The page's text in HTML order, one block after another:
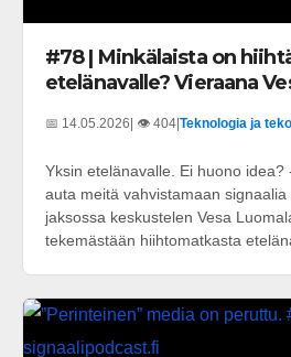
#78 | Minkälaista on
etelänavalle? Vieraana
📅 14.05.2026| 👁️ 404|Teknologia ja
Yksin etelänavalle. Ei huono idea?
auta meitä vahvistamaan
jaksossa keskustelen Vesa
tekemästään hiihtomatkasta